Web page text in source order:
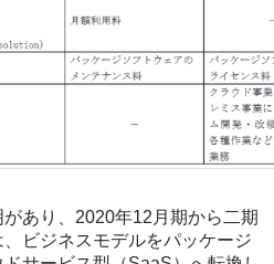
あり、2020年12月期から二期
ビジネスモデルをパッケージ